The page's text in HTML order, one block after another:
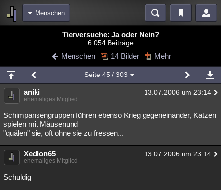
Menschen
Blogs Videos
Chat Wiki Neuigkeiten
meine Rubriken
Menschen Mystery Kriminalfälle
Spiritualität Verschwörungen Technologie Ufologie
Natur Umfragen Unterhaltung
weitere Rubriken
Philosophie Träume
Astronomie
Tierversuche: Ja oder Nein?
6.054 Beiträge
Menschen 14 Bilder Mehr
Seite 45 / 303
aniki 13.07.2006 um 23:14
ehemaliges Mitglied
Schimpansengruppen führen ebenso Krieg gegeneinander, Katzen
spielen mit Mäusenund
"quälen" sie, oft ohne sie zu fressen...
Xedion65 13.07.2006 um 23:14
ehemaliges Mitglied
Schuldig